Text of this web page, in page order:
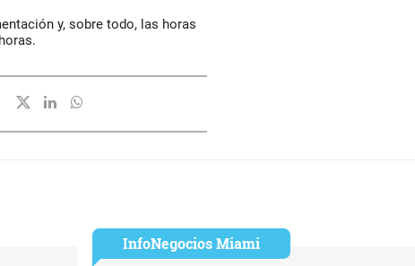
y, sobre todo, las horas
InfoNegocios Miami